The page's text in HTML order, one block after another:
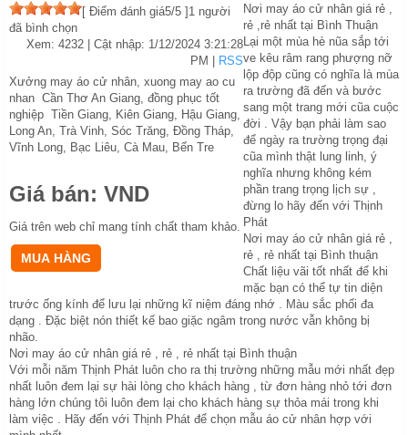
[ Điểm đánh giá5/5 ] 1 người
đã bình chọn
Xem: 4232| Cật nhập: 1/12/2024 3:21:28
PM
RSS
Xưởng may áo cử nhân, xuong may ao cu
nhan Cần Thơ An Giang, đồng phục tốt
nghiệp Tiền Giang, Kiên Giang, Hậu Giang,
Long An, Trà Vinh, Sóc Trăng, Đồng Tháp,
Vĩnh Long, Bạc Liêu, Cà Mau, Bến Tre
Giá bán: VND
Giá trên web chỉ mang tính chất tham khảo.
Nơi may áo cử nhân giá rẻ ,
rẻ ,rẻ nhất tại Bình Thuận
Lại một mùa hè nũa sắp tới
ve kêu râm rang phượng nỡ
lộp độp cũng có nghĩa là mùa
ra trường đã đến và bước
sang một trang mới cũa cuộc
đời . Vậy bạn phải làm sao
để ngày ra trường trọng đại
cũa mình thật lung linh, ý
nghĩa nhưng không kém
phần trang trọng lịch sự ,
đừng lo hãy đến với Thịnh
Phát
Nơi may áo cử nhân giá rẻ ,
rẻ , rẻ nhất tại Bình thuận
Chất liệu vãi tốt nhất để khi
mặc bạn có thể tự tin diện
trước ống kính để lưu lại những kĩ niệm đáng nhớ . Màu sắc phối đa
dạng . Đặc biệt nón thiết kế bao giặc ngâm trong nước vẫn không bị
nhão.
Nơi may áo cử nhân giá rẻ , rẻ , rẻ nhất tại Bình thuận
Với mỗi năm Thịnh Phát luôn cho ra thị trường những mẫu mới nhất đẹp
nhất luôn đem lại sự hài lòng cho khách hàng , từ đơn hàng nhỏ tới đơn
hàng lớn chúng tôi luôn đem lại cho khách hàng sự thỏa mái trong khi
làm việc . Hãy đến với Thịnh Phát để chọn mẫu áo cử nhân hợp với